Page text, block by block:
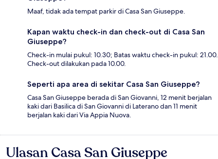
Maaf, tidak ada tempat parkir di Casa San Giuseppe.
Kapan waktu check-in dan check-out di Casa San
Giuseppe?
Check-in mulai pukul: 10.30; Batas waktu check-in pukul: 21.00.
Check-out dilakukan pada 10.00.
Seperti apa area di sekitar Casa San Giuseppe?
Casa San Giuseppe berada di San Giovanni, 12 menit berjalan
kaki dari Basilica di San Giovanni di Laterano dan 11 menit
berjalan kaki dari Via Appia Nuova.
Ulasan
Ulasan Casa San Giuseppe